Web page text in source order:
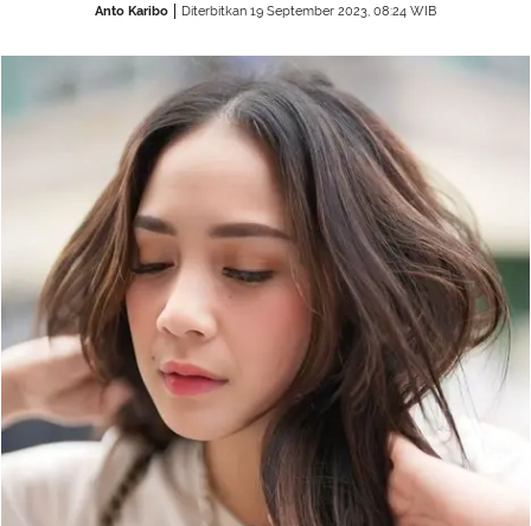
Anto Karibo Diterbitkan 19 September 2023, 08:24 WIB